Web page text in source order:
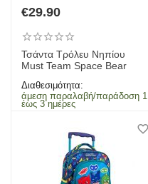
€29.90
Τσάντα Τρόλευ Νηπίου
Must Team Space Bear
Διαθεσιμότητα:
άμεση παραλαβή/παράδοση 1
έως 3 ημέρες